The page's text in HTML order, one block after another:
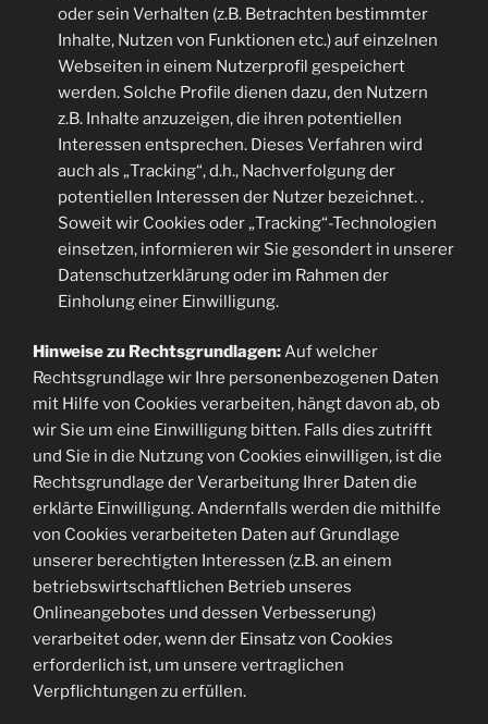
oder sein Verhalten (z.B. Betrachten bestimmter
Inhalte, Nutzen von Funktionen etc.) auf einzelnen
Webseiten in einem Nutzerprofil gespeichert
werden. Solche Profile dienen dazu, den Nutzern
z.B. Inhalte anzuzeigen, die ihren potentiellen
Interessen entsprechen. Dieses Verfahren wird
auch als „Tracking“, d.h., Nachverfolgung der
potentiellen Interessen der Nutzer bezeichnet. .
Soweit wir Cookies oder „Tracking“-Technologien
einsetzen, informieren wir Sie gesondert in unserer
Datenschutzerklärung oder im Rahmen der
Einholung einer Einwilligung.
Hinweise zu Rechtsgrundlagen:Auf welcher
Rechtsgrundlage wir Ihre personenbezogenen Daten
mit Hilfe von Cookies verarbeiten, hängt davon ab, ob
wir Sie um eine Einwilligung bitten. Falls dies zutrifft
und Sie in die Nutzung von Cookies einwilligen, ist die
Rechtsgrundlage der Verarbeitung Ihrer Daten die
erklärte Einwilligung. Andernfalls werden die mithilfe
von Cookies verarbeiteten Daten auf Grundlage
unserer berechtigten Interessen (z.B. an einem
betriebswirtschaftlichen Betrieb unseres
Onlineangebotes und dessen Verbesserung)
verarbeitet oder, wenn der Einsatz von Cookies
erforderlich ist, um unsere vertraglichen
Verpflichtungen zu erfüllen.